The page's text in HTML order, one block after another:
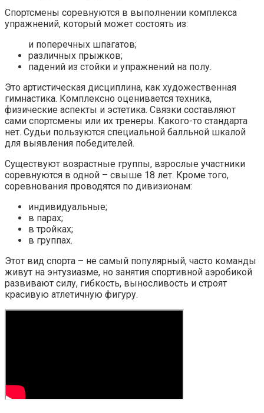
Спортсмены соревнуются в выполнении комплекса
упражнений, который может состоять из:
и поперечных шпагатов;
различных прыжков;
падений из стойки и упражнений на полу.
Это артистическая дисциплина, как художественная
гимнастика. Комплексно оценивается техника,
физические аспекты и эстетика. Связки составляют
сами спортсмены или их тренеры. Какого-то стандарта
нет. Судьи пользуются специальной балльной шкалой
для выявления победителей.
Существуют возрастные группы, взрослые участники
соревнуются в одной – свыше 18 лет. Кроме того,
соревнования проводятся по дивизионам:
индивидуальные;
в парах;
в тройках;
в группах.
Этот вид спорта – не самый популярный, часто команды
живут на энтузиазме, но занятия спортивной аэробикой
развивают силу, гибкость, выносливость и строят
красивую атлетичную фигуру.